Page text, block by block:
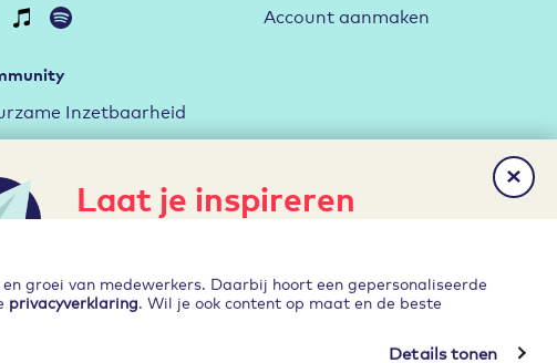
groei van medewerkers. Daarbij hoort een gepersonaliseerde
privacyverklaring. Wil je ook content op maat en de beste
Details tonen
Laat je inspireren
in je inbox?
Inzetbaarheid
de slag met de RI&E
werken
Account aanmaken